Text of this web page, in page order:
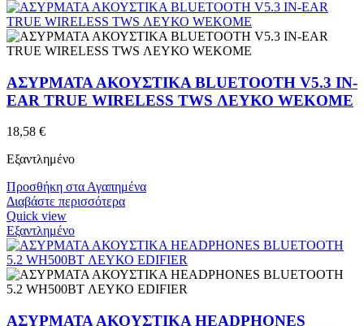
ΑΣΥΡΜΑΤΑ ΑΚΟΥΣΤΙΚΑ BLUETOOTH V5.3 IN-
EAR TRUE WIRELESS TWS ΛΕΥΚΟ WEKOME
18,58 €
Εξαντλημένο
Προσθήκη στα Αγαπημένα
Διαβάστε περισσότερα
Quick view
Εξαντλημένο
ΑΣΥΡΜΑΤΑ ΑΚΟΥΣΤΙΚΑ HEADPHONES